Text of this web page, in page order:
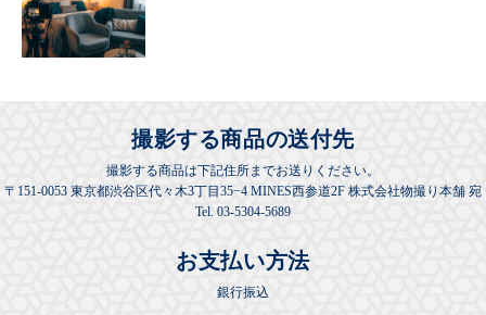
撮影する商品の送付先
撮影する商品は下記住所までお送りください。
〒151-0053 東京都渋谷区代々木3丁目35−4 MINES西参道2F 株式会社物撮り本舗 宛
Tel. 03-5304-5689
お支払い方法
銀行振込